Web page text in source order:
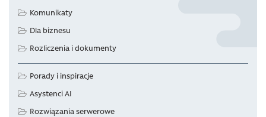
Komunikaty
Dla biznesu
Rozliczenia i dokumenty
Porady i inspiracje
Asystenci AI
Rozwiązania serwerowe